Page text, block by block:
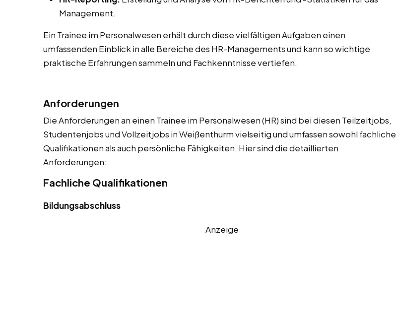
Management.
Ein Trainee im Personalwesen erhält durch diese vielfältigen Aufgaben einen
umfassenden Einblick in alle Bereiche des HR-Managements und kann so wichtige
praktische Erfahrungen sammeln und Fachkenntnisse vertiefen.
Anforderungen
Die Anforderungen an einen Trainee im Personalwesen (HR) sind bei diesen Teilzeitjobs,
Studentenjobs und Vollzeitjobs in Weißenthurm vielseitig und umfassen sowohl fachliche
Qualifikationen als auch persönliche Fähigkeiten. Hier sind die detaillierten
Anforderungen:
Fachliche Qualifikationen
Bildungsabschluss
Anzeige